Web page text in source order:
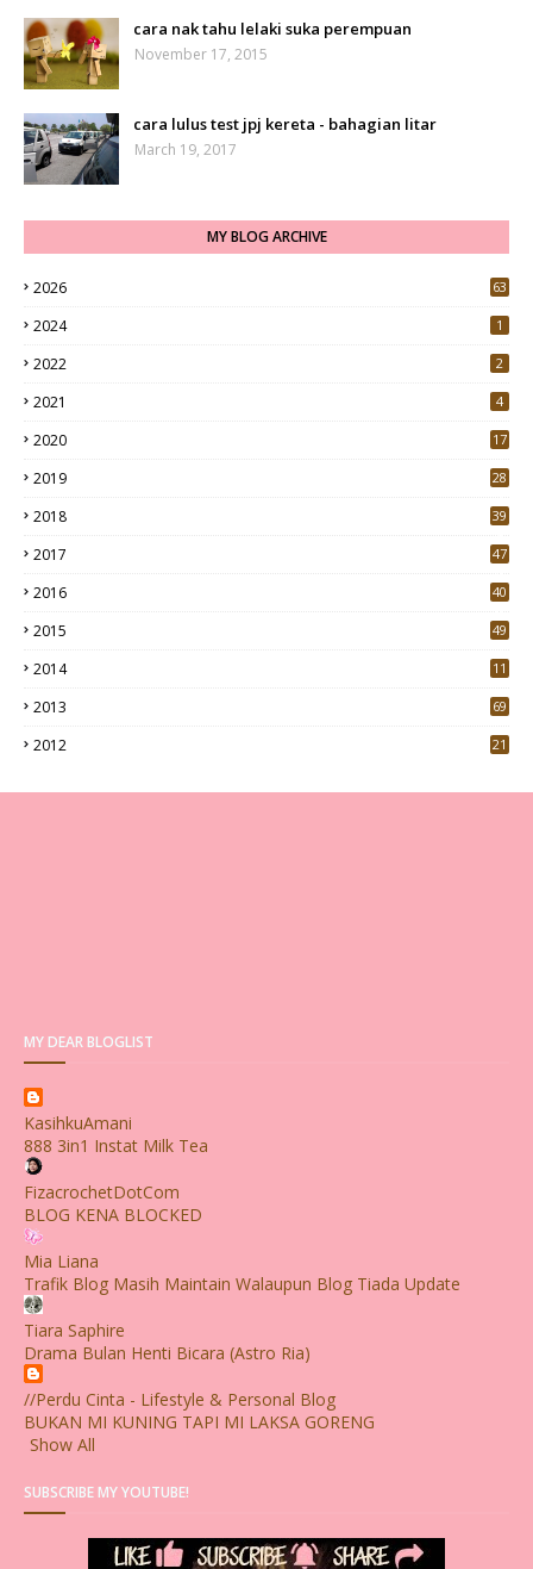
cara nak tahu lelaki suka perempuan
November 17, 2015
cara lulus test jpj kereta - bahagian litar
March 19, 2017
MY BLOG ARCHIVE
2026 63
2024 1
2022 2
2021 4
2020
17
2019
28
2018
39
2017
47
2016
40
2015
49
2014 11
2013 69
2012 21
MY DEAR BLOGLIST
KasihkuAmani
888 3in1 Instat Milk Tea
FizacrochetDotCom
BLOG KENA BLOCKED
Mia Liana
Trafik Blog Masih Maintain Walaupun Blog Tiada Update
Tiara Saphire
Drama Bulan Henti Bicara (Astro Ria)
//Perdu Cinta - Lifestyle & Personal Blog
BUKAN MI KUNING TAPI MI LAKSA GORENG
Show All
SUBSCRIBE MY YOUTUBE!